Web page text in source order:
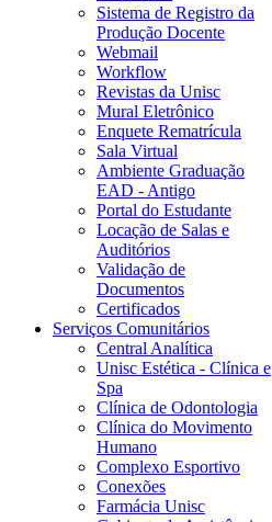
Sistema de Registro da
Produção Docente
Webmail
Workflow
Revistas da Unisc
Mural Eletrônico
Enquete Rematrícula
Sala Virtual
Ambiente Graduação
EAD - Antigo
Portal do Estudante
Locação de Salas e
Auditórios
Validação de
Documentos
Certificados
Serviços Comunitários
Central Analítica
Unisc Estética - Clínica e
Spa
Clínica de Odontologia
Clínica do Movimento
Humano
Complexo Esportivo
Conexões
Farmácia Unisc